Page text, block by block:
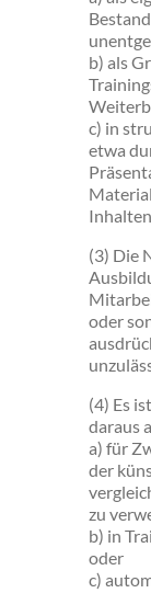
b) als
c) in
etwa
(3) Die
oder
(4) Es
daraus
a) für
der
zu
b) in
oder
c)